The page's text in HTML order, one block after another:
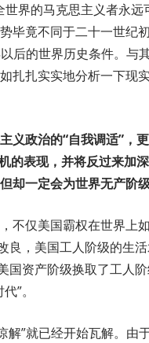
界的马克思主义者永远
毕竟不同于二十一世纪
后的世界历史条件。与
扎扎实实地分析一下现
义政治的“自我调适”，
的表现，并将反过来加
一定会为世界无产阶级
不仅美国霸权在世界上
良，美国工人阶级的生
国资产阶级换取了工人
”。
”就已经开始瓦解。由